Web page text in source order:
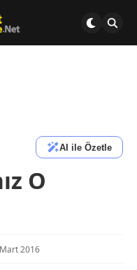
AI ile Özetle
O
2016